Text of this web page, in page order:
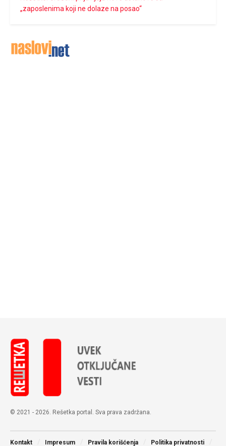
„zaposlenima koji ne dolaze na posao“
© 2021 - 2026. Rešetka portal. Sva prava zadržana.
Kontakt Impresum Pravila korišćenja Politika privatnosti